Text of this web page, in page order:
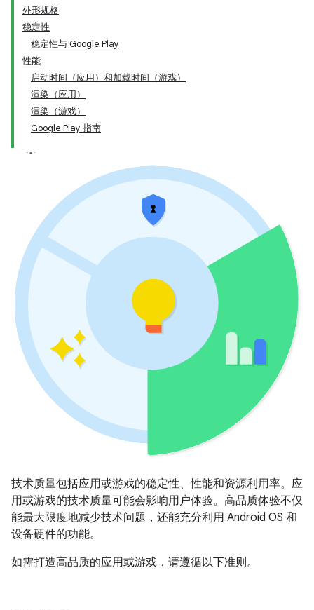
外形规格
稳定性
稳定性与 Google Play
性能
启动时间（应用）和加载时间（游戏）
渲染（应用）
渲染（游戏）
Google Play 指南
技术质量包括应用或游戏的稳定性、性能和资源利用率。应
用或游戏的技术质量可能会影响用户体验。高品质体验不仅
能最大限度地减少技术问题，还能充分利用 Android OS 和
设备硬件的功能。
如需打造高品质的应用或游戏，请遵循以下准则。